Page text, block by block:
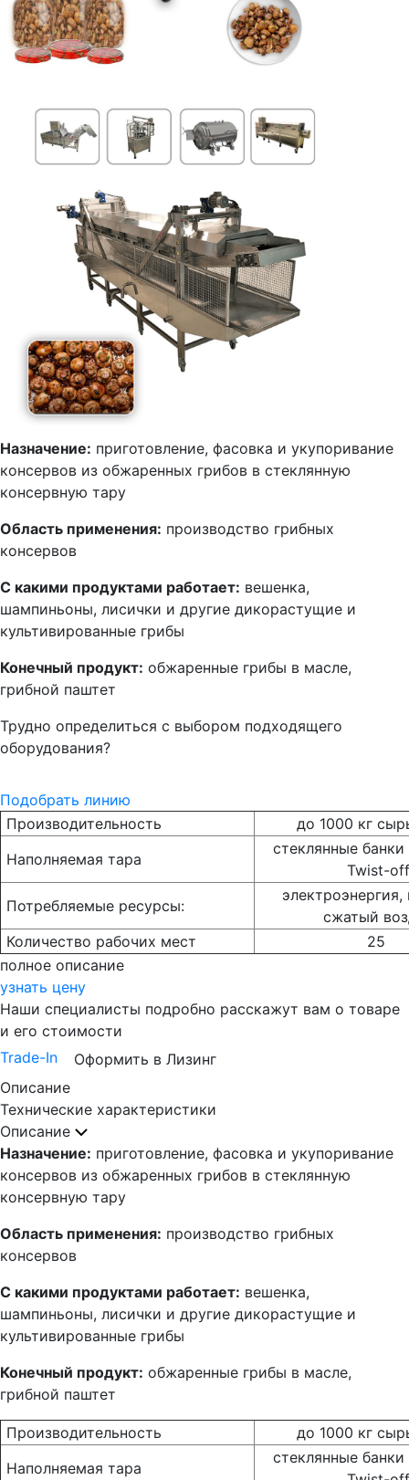
Назначение: приготовление, фасовка и укупоривание
консервов из обжаренных грибов в стеклянную
консервную тару
Область применения: производство грибных
консервов
С какими продуктами работает: вешенка,
шампиньоны, лисички и другие дикорастущие и
культивированные грибы
Конечный продукт: обжаренные грибы в масле,
грибной паштет
Трудно определиться с выбором подходящего
оборудования?
Подобрать линию
Производительность
до 1000 кг
Наполняемая тара
стеклянные
Twist-off
Потребляемые ресурсы:
электроэнергия,
сжатый
Количество рабочих мест
25
полное описание
узнать цену
Наши специалисты подробно расскажут вам о товаре
и его стоимости
Trade-In
Оформить в Лизинг
Описание
Технические характеристики
Описание
Назначение: приготовление, фасовка и укупоривание
консервов из обжаренных грибов в стеклянную
консервную тару
Область применения: производство грибных
консервов
С какими продуктами работает: вешенка,
шампиньоны, лисички и другие дикорастущие и
культивированные грибы
Конечный продукт: обжаренные грибы в масле,
грибной паштет
Производительность
до 1000 кг
Наполняемая тара
стеклянные